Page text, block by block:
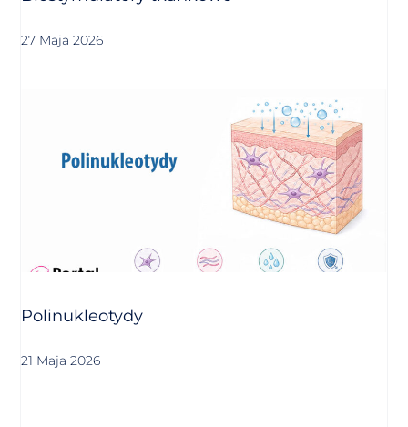
27 Maja 2026
Polinukleotydy
21 Maja 2026